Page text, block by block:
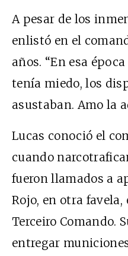
A pesar de los
enlistó en el
años. “En esa
tenía miedo, los
asustaban. Amo la
Lucas conoció el
cuando
fueron llamados a
Rojo, en otra
Terceiro Comando.
entregar